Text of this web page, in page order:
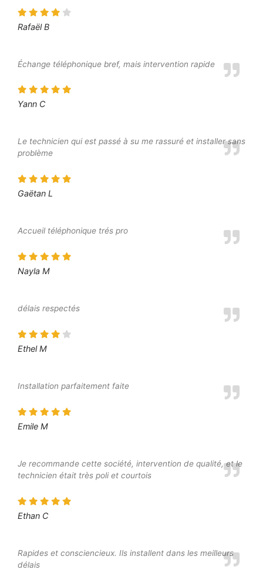
Rafaël B
Échange téléphonique bref, mais intervention rapide
Yann C
Le technicien qui est passé à su me rassuré et installer sans
problème
Gaëtan L
Accueil téléphonique trés pro
Nayla M
délais respectés
Ethel M
Installation parfaitement faite
Emile M
Je recommande cette société, intervention de qualité, et le
technicien était très poli et courtois
Ethan C
Rapides et consciencieux. Ils installent dans les meilleurs
délais